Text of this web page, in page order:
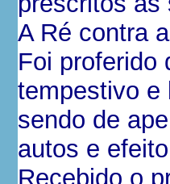
A Ré contra
Foi proferido
tempestivo e
sendo de
autos e
Recebido o